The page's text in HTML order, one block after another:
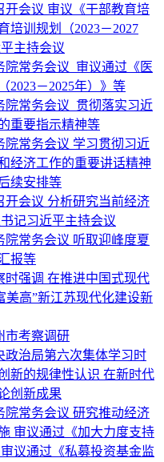
开会议 审议《干部教育培
培训规划（2023－2027
主持会议
院常务会议 审议通过《医
2023－2025年）》等
院常务会议 贯彻落实习近
重要指示精神等
院常务会议 学习贯彻习近
经济工作的重要讲话精神
续安排等
开会议 分析研究当前经济
记习近平主持会议
院常务会议 听取迎峰度夏
报等
时强调 在推进中国式现代
美高”新江苏现代化建设新
市考察调研
政治局第六次集体学习时
新的规律性认识 在新时代
创新成果
院常务会议 研究推动经济
审议通过《加大力度支持
议通过《私募投资基金监